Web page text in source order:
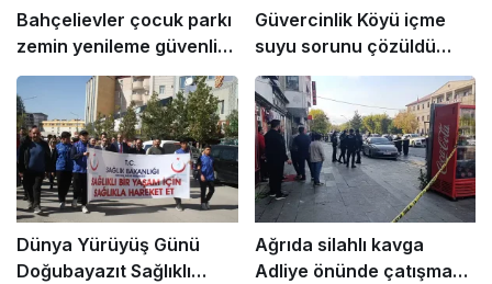
Bahçelievler çocuk parkı
zemin yenileme güvenli
oyun alanı
Güvercinlik Köyü içme
suyu sorunu çözüldü
yeni kaynak bulundu
Dünya Yürüyüş Günü
Doğubayazıt Sağlıklı
Ağrıda silahlı kavga
Adliye önünde çatışma